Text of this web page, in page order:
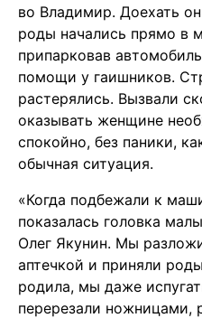
во Владимир. Доехать
роды начались прямо в
припарковав
помощи у гаишников.
растерялись. Вызвали
оказывать женщине
спокойно, без паники,
обычная ситуация.
«Когда подбежали к
показалась головка
Олег Якунин. Мы
аптечкой и приняли
родила, мы даже
перерезали ножницами,